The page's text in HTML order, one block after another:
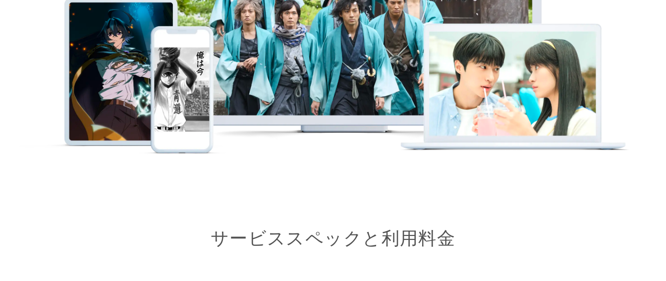
サービススペックと利用料金